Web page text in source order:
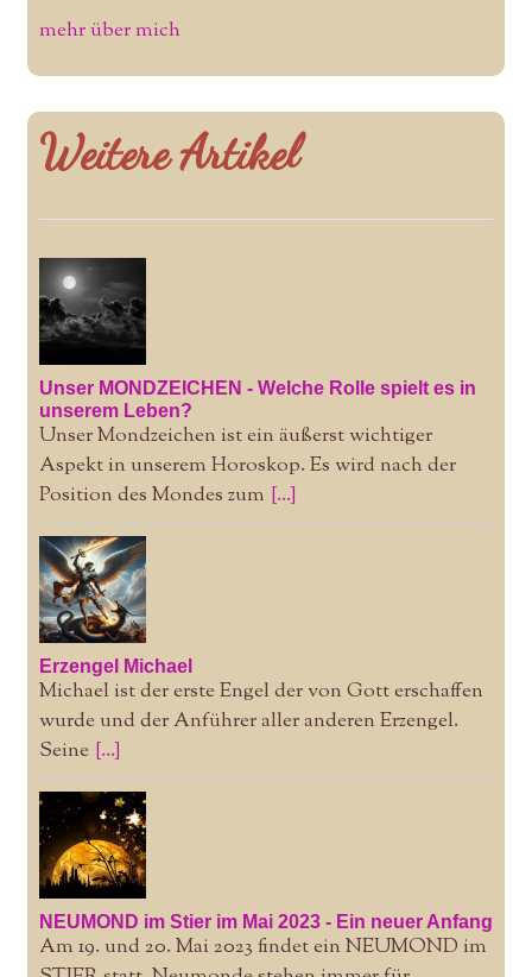
mehr über mich
Weitere Artikel
Unser MONDZEICHEN - Welche Rolle spielt es in
unserem Leben?
Unser Mondzeichen ist ein äußerst wichtiger
Aspekt in unserem Horoskop. Es wird nach der
Position des Mondes zum [...]
Erzengel Michael
Michael ist der erste Engel der von Gott erschaffen
wurde und der Anführer aller anderen Erzengel.
Seine [...]
NEUMOND im Stier im Mai 2023 - Ein neuer Anfang
Am 19. und 20. Mai 2023 findet ein NEUMOND im